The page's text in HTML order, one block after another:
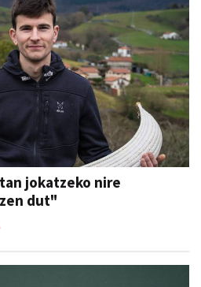
jokatzeko nire
dut"